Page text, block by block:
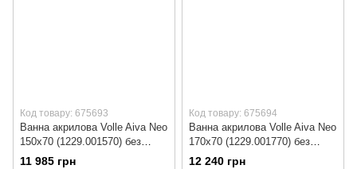
Код товару: 675693
Ванна акрилова Volle Aiva Neo
150x70 (1229.001570) без
ніжок
11 985 грн
Код товару: 675694
Ванна акрилова Volle Aiva Neo
170x70 (1229.001770) без
ніжок
12 240 грн